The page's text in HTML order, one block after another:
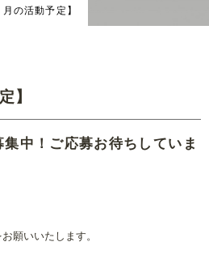
月の活動予定】
】
中！ご応募お待ちしていま
願いいたします。